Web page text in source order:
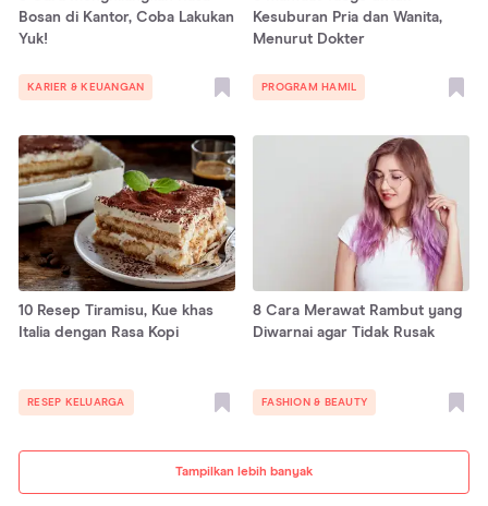
Tampilkan lebih banyak
Bosan di Kantor, Coba Lakukan
Yuk!
KARIER & KEUANGAN
Kesuburan Pria dan Wanita,
Menurut Dokter
PROGRAM HAMIL
10 Resep Tiramisu, Kue khas
Italia dengan Rasa Kopi
RESEP KELUARGA
8 Cara Merawat Rambut yang
Diwarnai agar Tidak Rusak
FASHION & BEAUTY